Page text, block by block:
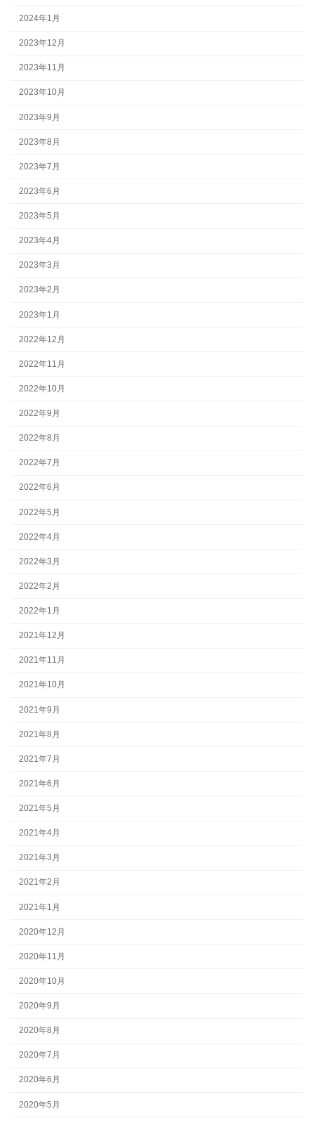
2024年1月
2023年12月
2023年11月
2023年10月
2023年9月
2023年8月
2023年7月
2023年6月
2023年5月
2023年4月
2023年3月
2023年2月
2023年1月
2022年12月
2022年11月
2022年10月
2022年9月
2022年8月
2022年7月
2022年6月
2022年5月
2022年4月
2022年3月
2022年2月
2022年1月
2021年12月
2021年11月
2021年10月
2021年9月
2021年8月
2021年7月
2021年6月
2021年5月
2021年4月
2021年3月
2021年2月
2021年1月
2020年12月
2020年11月
2020年10月
2020年9月
2020年8月
2020年7月
2020年6月
2020年5月